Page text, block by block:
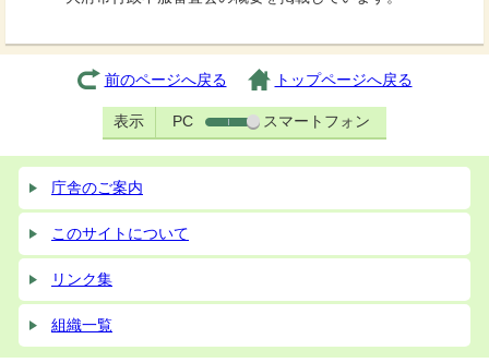
前のページへ戻る トップページへ戻る
表示 PC スマートフォン
庁舎のご案内
このサイトについて
リンク集
組織一覧